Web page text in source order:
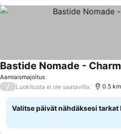
Aamiaismajoitus
Bastide Nomade -
/ Luokitusta ei ole saatavilla 0.5
Valitse päivät nähdäksesi tarkat